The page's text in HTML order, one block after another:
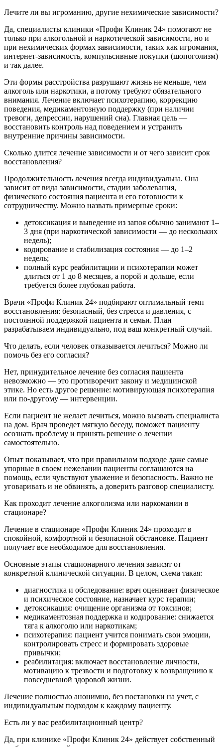
Лечите ли вы игроманию, другие нехимические зависимости?
Да, специалисты клиники «Профи Клиник 24» помогают не
только при алкогольной и наркотической зависимости, но и
при нехимических формах зависимости, таких как игромания,
интернет-зависимость, компульсивные покупки (шопоголизм)
и так далее.
Эти формы расстройства разрушают жизнь не меньше, чем
алкоголь или наркотики, а потому требуют обязательного
внимания. Лечение включает психотерапию, коррекцию
поведения, медикаментозную поддержку (при наличии
тревоги, депрессии, нарушений сна). Главная цель —
восстановить контроль над поведением и устранить
внутренние причины зависимости.
Сколько длится лечение зависимости и от чего зависит срок
восстановления?
Продолжительность лечения всегда индивидуальна. Она
зависит от вида зависимости, стадии заболевания,
физического состояния пациента и его готовности к
сотрудничеству. Можно назвать примерные сроки:
детоксикация и выведение из запоя обычно занимают 1–
3 дня (при наркотической зависимости — до нескольких
недель);
кодирование и стабилизация состояния — до 1–2
недель;
полный курс реабилитации и психотерапии может
длиться от 1 до 8 месяцев, а порой и дольше, если
требуется более глубокая работа.
Врачи «Профи Клиник 24» подбирают оптимальный темп
восстановления: безопасный, без стресса и давления, с
постоянной поддержкой пациента и семьи. План
разрабатываем индивидуально, под ваш конкретный случай.
Что делать, если человек отказывается лечиться? Можно ли
помочь без его согласия?
Нет, принудительное лечение без согласия пациента
невозможно — это противоречит закону и медицинской
этике. Но есть другое решение: мотивирующая психотерапия
или по-другому — интервенции.
Если пациент не желает лечиться, можно вызвать специалиста
на дом. Врач проведет мягкую беседу, поможет пациенту
осознать проблему и принять решение о лечении
самостоятельно.
Опыт показывает, что при правильном подходе даже самые
упорные в своем нежелании пациенты соглашаются на
помощь, если чувствуют уважение и безопасность. Важно не
уговаривать и не обвинять, а доверить разговор специалисту.
Как проходит лечение алкоголизма или наркомании в
стационаре?
Лечение в стационаре «Профи Клиник 24» проходит в
спокойной, комфортной и безопасной обстановке. Пациент
получает все необходимое для восстановления.
Основные этапы стационарного лечения зависят от
конкретной клинической ситуации. В целом, схема такая:
диагностика и обследование: врач оценивает физическое
и психическое состояние, назначает курс терапии;
детоксикация: очищение организма от токсинов;
медикаментозная поддержка и кодирование: снижается
тяга к алкоголю или наркотикам;
психотерапия: пациент учится понимать свои эмоции,
контролировать стресс и формировать здоровые
привычки;
реабилитация: включает восстановление личности,
мотивацию к трезвости и подготовку к возвращению к
повседневной здоровой жизни.
Лечение полностью анонимно, без постановки на учет, с
индивидуальным подходом к каждому пациенту.
Есть ли у вас реабилитационный центр?
Да, при клинике «Профи Клиник 24» действует собственный